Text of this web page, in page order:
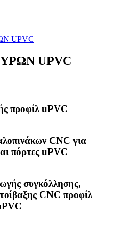
UPVC
UPVC
προφίλ uPVC
CNC για
πόρτες uPVC
συγκόλλησης,
CNC προφίλ